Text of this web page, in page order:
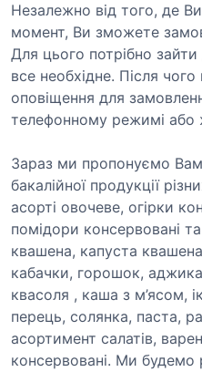
Незалежно від того, де
момент, Ви зможете
Для цього потрібно
все необхідне. Після
оповіщення для
телефонному режимі або
Зараз ми пропонуємо
бакалійної продукції
асорті овочеве, огірки
помідори консервовані
квашена, капуста
кабачки, горошок,
квасоля , каша з м’ясом,
перець, солянка, паста,
асортимент салатів,
консервовані. Ми